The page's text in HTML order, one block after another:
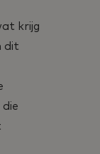
krijg
dit